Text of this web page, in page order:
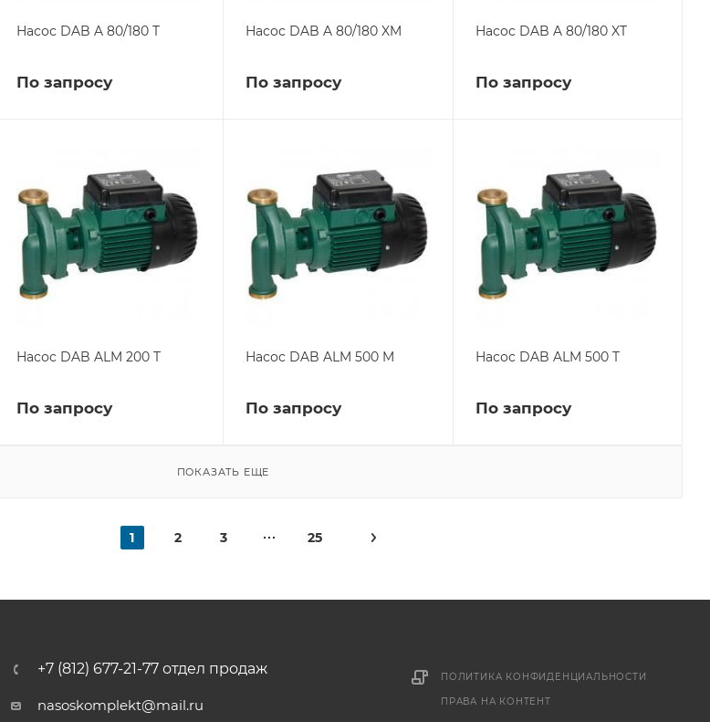
Насос DAB A 80/180 T
По запросу
Насос DAB A 80/180 XM
По запросу
Насос DAB A 80/180 XT
По запросу
Насос DAB ALM 200 T
По запросу
Насос DAB ALM 500 M
По запросу
Насос DAB ALM 500 T
По запросу
ПОКАЗАТЬ ЕЩЕ
1 2 3 25
+7 (812) 677-21-77 отдел продаж
nasoskomplekt@mail.ru
ПОЛИТИКА КОНФИДЕНЦИАЛЬНОСТИ
ПРАВА НА КОНТЕНТ